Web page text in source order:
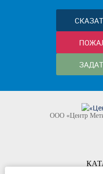
ООО «Центр